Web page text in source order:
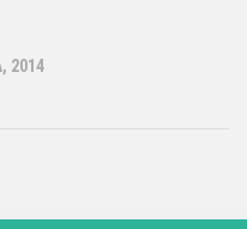
2014